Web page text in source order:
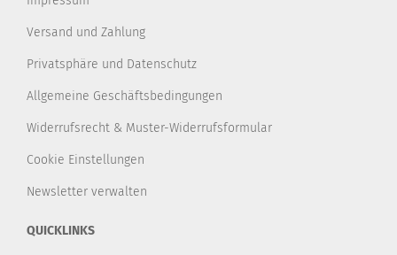
Versand und Zahlung
Privatsphäre und Datenschutz
Allgemeine Geschäftsbedingungen
Widerrufsrecht & Muster-Widerrufsformular
Cookie Einstellungen
Newsletter verwalten
QUICKLINKS